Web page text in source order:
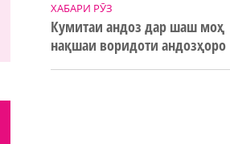
ХАБАРИ РӮЗ
Кумитаи андоз дар шаш моҳ
нақшаи воридоти андозҳоро